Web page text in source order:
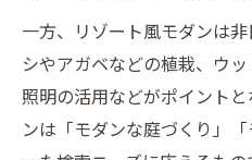
一方、リゾート風モダンは
シやアガベなどの植栽、ウ
照明の活用などがポイント
ンは「モダンな庭づくり」